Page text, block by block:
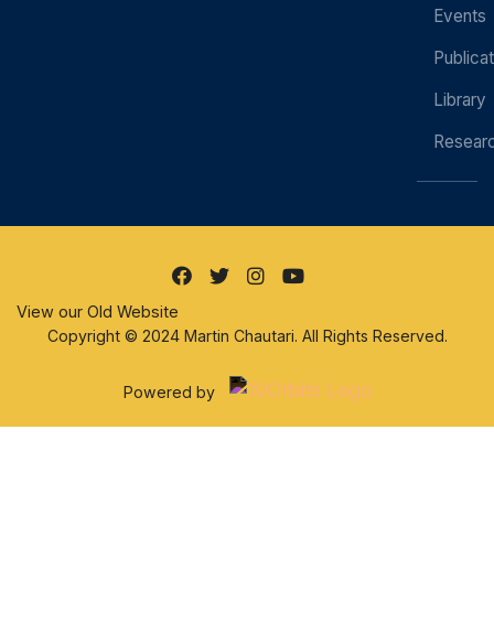
Events
Library
View our Old Website
Copyright © 2024 Martin Chautari. All Rights Reserved.
Powered by